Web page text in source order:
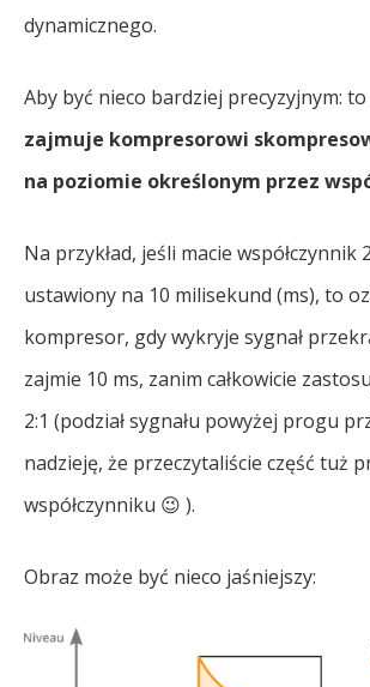
dynamicznego.
Aby być nieco bardziej precyzyjnym: to
zajmuje kompresorowi
na poziomie określonym przez
Na przykład, jeśli macie współczynnik
ustawiony na 10 milisekund (ms), to
kompresor, gdy wykryje sygnał
zajmie 10 ms, zanim całkowicie
2:1 (podział sygnału powyżej progu
nadzieję, że przeczytaliście część tuż
współczynniku 😉 ).
Obraz może być nieco jaśniejszy: